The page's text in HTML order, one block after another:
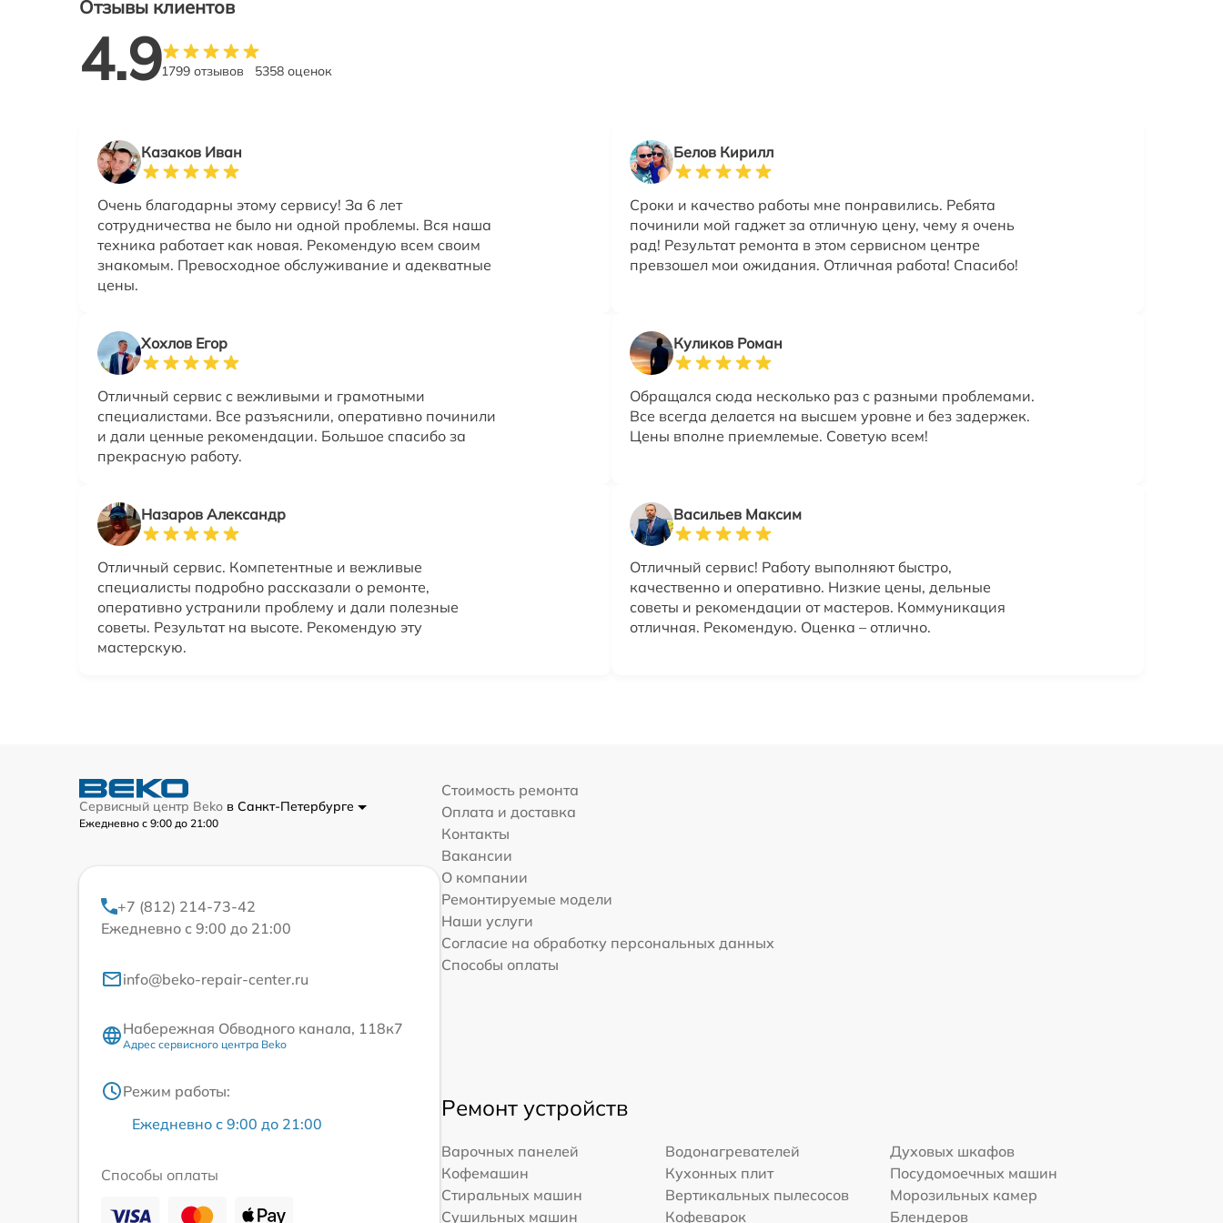
Отзывы клиентов
4.91799 отзывов 5358 оценок
Казаков Иван
Очень благодарны этому сервису! За 6 лет
сотрудничества не было ни одной проблемы. Вся наша
техника работает как новая. Рекомендую всем своим
знакомым. Превосходное обслуживание и адекватные
цены.
Белов Кирилл
Сроки и качество работы мне понравились. Ребята
починили мой гаджет за отличную цену, чему я очень
рад! Результат ремонта в этом сервисном центре
превзошел мои ожидания. Отличная работа! Спасибо!
Хохлов Егор
Отличный сервис с вежливыми и грамотными
специалистами. Все разъяснили, оперативно починили
и дали ценные рекомендации. Большое спасибо за
прекрасную работу.
Куликов Роман
Обращался сюда несколько раз с разными проблемами.
Все всегда делается на высшем уровне и без задержек.
Цены вполне приемлемые. Советую всем!
Назаров Александр
Отличный сервис. Компетентные и вежливые
специалисты подробно рассказали о ремонте,
оперативно устранили проблему и дали полезные
советы. Результат на высоте. Рекомендую эту
мастерскую.
Васильев Максим
Отличный сервис! Работу выполняют быстро,
качественно и оперативно. Низкие цены, дельные
советы и рекомендации от мастеров. Коммуникация
отличная. Рекомендую. Оценка – отлично.
Сервисный центр Beko в Санкт-Петербурге
Ежедневно с 9:00 до 21:00
+7 (812) 214-73-42
Ежедневно с 9:00 до 21:00
info@beko-repair-center.ru
Набережная Обводного канала, 118к7
Адрес сервисного центра Beko
Режим работы:
Ежедневно с 9:00 до 21:00
Способы оплаты
Стоимость ремонта
Оплата и доставка
Контакты
Вакансии
О компании
Ремонтируемые модели
Наши услуги
Согласие на обработку персональных данных
Способы оплаты
Ремонт устройств
Варочных панелей Водонагревателей
Духовых шкафов
Кофемашин
Кухонных плит
Посудомоечных машин
Стиральных машин
Вертикальных пылесосов
Морозильных камер
Сушильных машин
Кофеварок Блендеров